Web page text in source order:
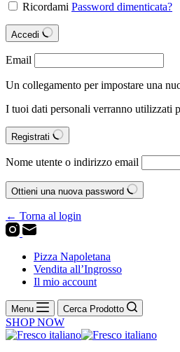
Ricordami Password dimenticata?
Accedi
Email
Un collegamento per impostare una
I tuoi dati personali verranno utilizzati
Registrati
Nome utente o indirizzo email
Ottieni una nuova password
← Torna al login
Pizza Napoletana
Vendita all’Ingrosso
Il mio account
Menu Cerca Prodotto
SHOP NOW